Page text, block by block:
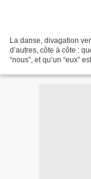
La danse, divagation
d’autres, côte à côte :
“nous”, et qu’un “eux”